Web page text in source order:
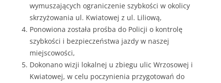
wymuszających ograniczenie szybkości w okolicy
skrzyżowania ul. Kwiatowej z ul. Liliową,
Ponowiona została prośba do Policji o kontrolę
szybkości i bezpieczeństwa jazdy w naszej
miejscowości,
Dokonano wizji lokalnej u zbiegu ulic Wrzosowej i
Kwiatowej, w celu poczynienia przygotowań do